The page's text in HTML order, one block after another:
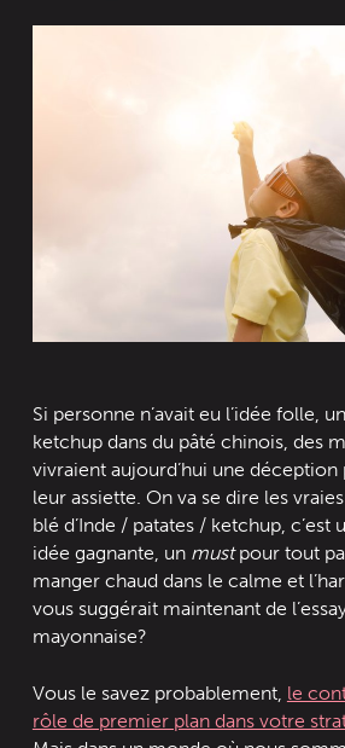
Si personne n’avait eu l’idée folle,
ketchup dans du pâté chinois, des
vivraient aujourd’hui une déception
leur assiette. On va se dire les
blé d’Inde / patates / ketchup, c’est
idée gagnante, un mustpour tout
manger chaud dans le calme et
vous suggérait maintenant de
mayonnaise?
Vous le savez probablement, le
rôle de premier plan dans votre